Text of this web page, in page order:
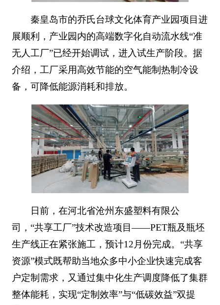
秦皇岛市的乔氏台球文化体育产业园项目进
展顺利，产业园内的高端数字化自动流水线“准
无人工厂”已经开始调试，进入试生产阶段。据
介绍，工厂采用高效节能的空气能制热制冷设
备，可降低能源消耗和排放。
日前，在河北省沧州东盛塑料有限公
司，“共享工厂”技术改造项目——PET瓶及瓶坯
生产线正在紧张施工，预计12月份完成。“共享
资源”模式既帮助当地众多中小企业快速完成客
户定制需求，又通过集中化生产调度降低了集群
整体能耗，实现“定制效率”与“低碳效益”双提